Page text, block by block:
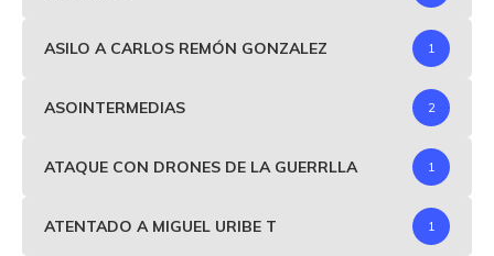
ASILO A CARLOS REMÓN GONZALEZ 1
ASOINTERMEDIAS 2
ATAQUE CON DRONES DE LA GUERRLLA 1
ATENTADO A MIGUEL URIBE T 1